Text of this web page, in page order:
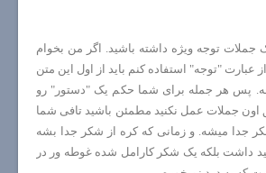
جملات توجه ویژه داشته باشید. اگر من بخوام
عبارت "توجه" استفاده کنم باید از اول این متن
پس هر جمله برای شما حکم یک "دستور" رو
اون جملات عمل نکنید مطمئن باشید تافی شما
جدا میشه. و زمانی که کره از شکر جدا بشه
داشت بلکه یک شکر کارامل شده غوطه ور در